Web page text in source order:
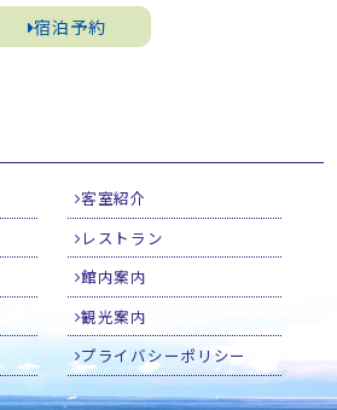
宿泊予約
客室紹介
レストラン
館内案内
観光案内
プライバシーポリシー